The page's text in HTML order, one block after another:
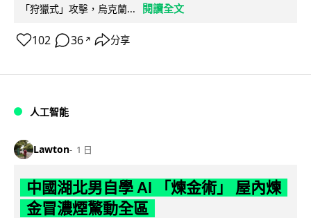
「狩獵式」攻擊，烏克蘭...
閱讀全文
102 36 ↗ 分享
人工智能
Lawton 1 日
中國湖北男自學 AI 「煉金術」 屋內煉
金冒濃煙驚動全區